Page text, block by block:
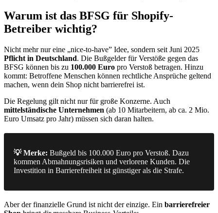
Warum ist das BFSG für Shopify-
Betreiber wichtig?
Nicht mehr nur eine „nice-to-have” Idee, sondern seit Juni 2025
Pflicht in Deutschland. Die Bußgelder für Verstöße gegen das
BFSG können bis zu 100.000 Euro pro Verstoß betragen. Hinzu
kommt: Betroffene Menschen können rechtliche Ansprüche geltend
machen, wenn dein Shop nicht barrierefrei ist.
Die Regelung gilt nicht nur für große Konzerne. Auch
mittelständische Unternehmen (ab 10 Mitarbeitern, ab ca. 2 Mio.
Euro Umsatz pro Jahr) müssen sich daran halten.
💡 Merke: Bußgeld bis 100.000 Euro pro Verstoß. Dazu
kommen Abmahnungsrisiken und verlorene Kunden. Die
Investition in Barrierefreiheit ist günstiger als die Strafe.
Aber der finanzielle Grund ist nicht der einzige. Ein barrierefreier